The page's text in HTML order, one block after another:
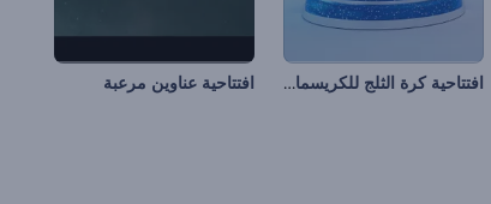
افتتاحية كرة الثلج للكريسماس افتتاحية عناوين مرعبة